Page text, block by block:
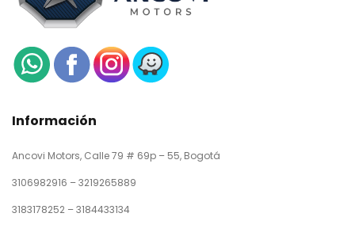
Información
Ancovi Motors, Calle 79 # 69p – 55, Bogotá
3106982916 – 3219265889
3183178252 – 3184433134